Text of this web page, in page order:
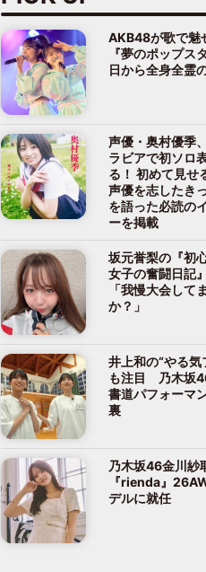
AKB48が歌で魅
『夢のポップ
日から全身全霊
声優・奥村優季
ラビアで初ソロ
る！ 初めて見せ
声優を志したき
を語った必読の
ーを掲載
坂元誉梨の『初
女子の奮闘日記
「我慢大会して
か？」
井上和の“やる気
も注目 乃木坂
書道パフォーマ
裏
乃木坂46金川紗
『rienda』
デルに就任